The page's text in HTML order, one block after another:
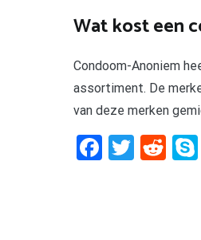
Wat kost een
Condoom-Anoniem
assortiment. De
van deze merken
Facebook